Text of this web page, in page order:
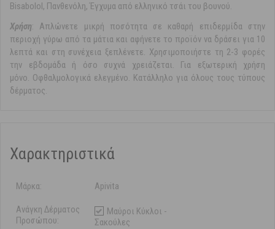
Bisabolol, Πανθενόλη, Έγχυμα από ελληνικό τσάι του βουνού.
Xρήση: Απλώνετε μικρή ποσότητα σε καθαρή επιδερμίδα στην
περιοχή γύρω από τα μάτια και αφήνετε το προϊόν να δράσει για 10
λεπτά και στη συνέχεια ξεπλένετε. Χρησιμοποιήστε τη 2-3 φορές
την εβδομάδα ή όσο συχνά χρειάζεται. Για εξωτερική χρήση
μόνο. Οφθαλμολογικά ελεγμένο. Κατάλληλο για όλους τους τύπους
δέρματος.
Χαρακτηριστικά
Μάρκα: Apivita
Ανάγκη Δέρματος
Προσώπου:
Μαύροι Κύκλοι -
Σακούλες